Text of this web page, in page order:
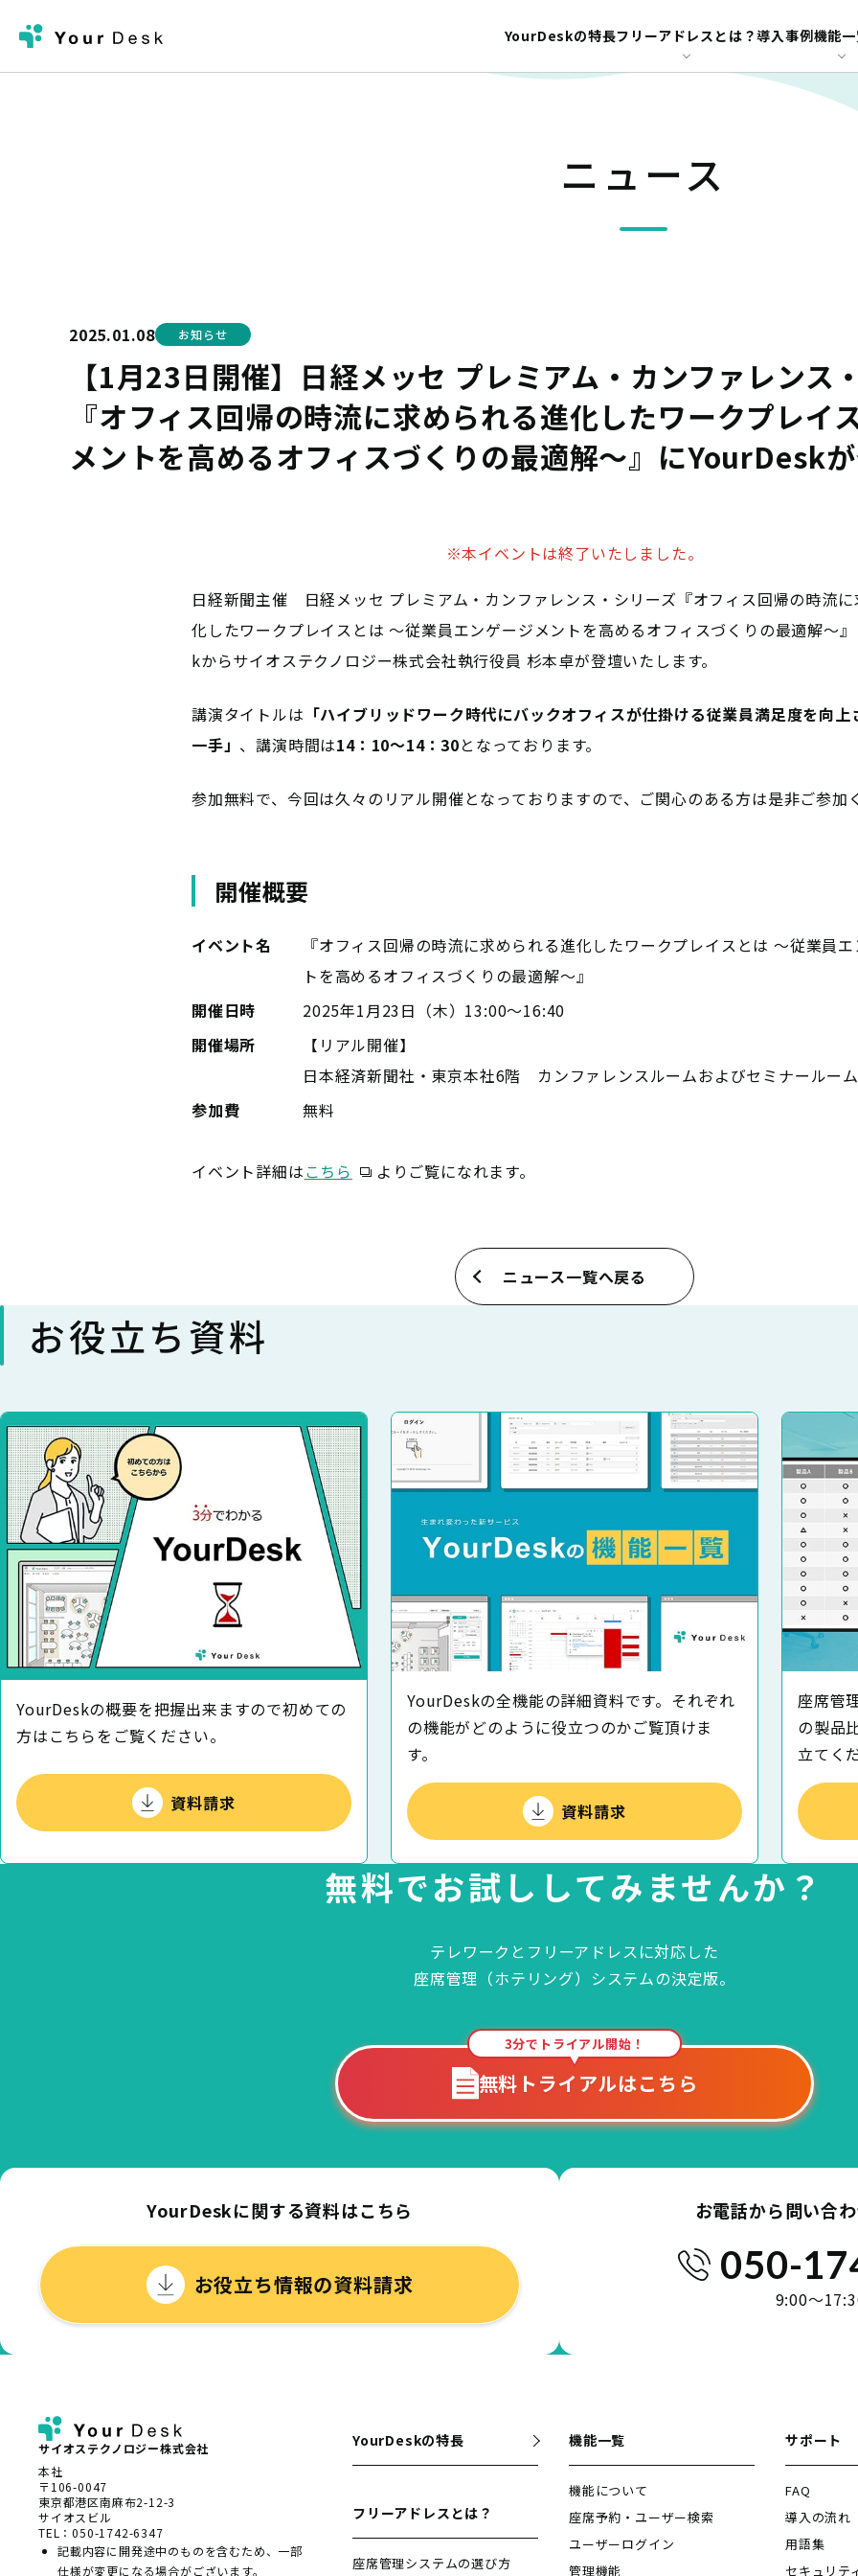
YourDeskの特長フリーアドレスとは？導入事例機能
【1月23日開催】日経メッセ プレミアム・カンファレンス・シリーズ『オフィス回帰の時流に求められる進化したワークプレイスとは ～従業員
ニュース
2025.01.08 お知らせ
【1月23日開催】日経メッセ プレミアム・カンファレンス
『オフィス回帰の時流に求められる進化したワークプレイ
メントを高めるオフィスづくりの最適解～』にYourDesk
※本イベントは終了いたしました。
日経新聞主催 日経メッセ プレミアム・カンファレンス・シリーズ『オフィス回帰の時流に
化したワークプレイスとは ～従業員エンゲージメントを高めるオフィスづくりの最適解～
kからサイオステクノロジー株式会社執行役員 杉本卓が登壇いたします。
講演タイトルは 「ハイブリッドワーク時代にバックオフィスが仕掛ける従業員満足度を向上
一手」 、講演時間は14：10～14：30となっております。
参加無料で、今回は久々のリアル開催となっておりますので、ご関心のある方は是非ご参加
開催概要
イベント名
『オフィス回帰の時流に求められる進化したワークプレイスとは ～従業員
トを高めるオフィスづくりの最適解～』
開催日時
2025年1月23日（木）13:00〜16:40
開催場所
【リアル開催】
日本経済新聞社・東京本社6階 カンファレンスルームおよびセミナールーム
参加費
無料
イベント詳細はこちら よりご覧になれます。
ニュース一覧へ戻る
お役立ち資料
YourDeskの概要を把握出来ますので初めての
⽅はこちらをご覧ください。
資料請求
YourDeskの全機能の詳細資料です。それぞれ
の機能がどのように役⽴つのかご覧頂けま
す。
資料請求
座席管
の製品
⽴てく
無料でお試ししてみませんか？
テレワークとフリーアドレスに対応した
座席管理（ホテリング）システムの決定版。
無料トライアルはこちら
3分でトライアル開始！
YourDeskに関する資料はこちら
お役立ち情報の資料請求
お電話から問い合
050-
9:00～
サイオステクノロジー株式会社
本社
〒106-0047
東京都港区南麻布2-12-3
サイオスビル
TEL：050-1742-6347
記載内容に開発途中のものを含むため、一部
仕様が変更になる場合がございます。
YourDeskの特長
フリーアドレスとは？
座席管理システムの選び方
機能一覧
機能について
座席予約・ユーザー検索
ユーザーログイン
管理機能
サポート
FAQ
導入の流れ
用語集
セキュリテ